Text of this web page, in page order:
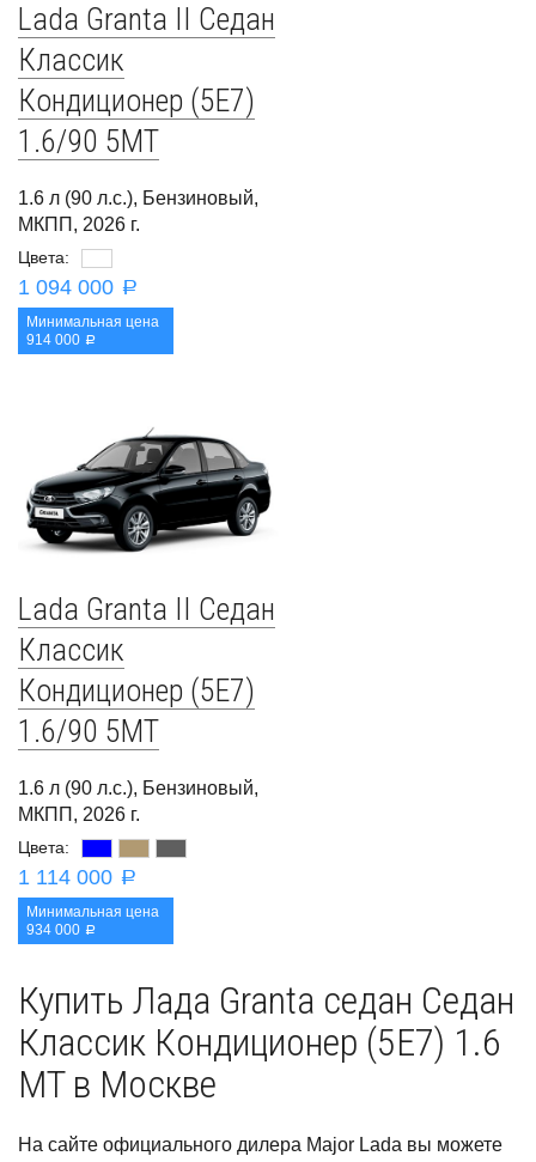
Lada Granta II Седан
Классик
Кондиционер (5E7)
1.6/90 5MT
1.6 л (90 л.с.), Бензиновый,
МКПП, 2026 г.
Цвета:
1 094 000 a
Минимальная цена
914 000
a
Lada Granta II Седан
Классик
Кондиционер (5E7)
1.6/90 5MT
1.6 л (90 л.с.), Бензиновый,
МКПП, 2026 г.
Цвета:
1 114 000 a
Минимальная цена
934 000
a
Купить Лада Granta седан Седан
Классик Кондиционер (5E7) 1.6
MT в Москве
На сайте официального дилера Major Lada вы можете